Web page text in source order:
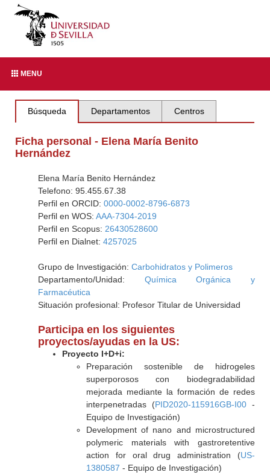
MENU
Búsqueda Departamentos Centros
Ficha personal - Elena María Benito
Hernández
Elena María Benito Hernández
Telefono: 95.455.67.38
Perfil en ORCID: 0000-0002-8796-6873
Perfil en WOS: AAA-7304-2019
Perfil en Scopus: 26430528600
Perfil en Dialnet: 4257025
Grupo de Investigación: Carbohidratos y Polimeros
Departamento/Unidad: Química Orgánica y
Farmacéutica
Situación profesional: Profesor Titular de Universidad
Participa en los siguientes
proyectos/ayudas en la US:
Proyecto I+D+i:
Preparación sostenible de hidrogeles
superporosos con biodegradabilidad
mejorada mediante la formación de redes
interpenetradas (PID2020-115916GB-I00-
Equipo de Investigación)
Development of nano and microstructured
polymeric materials with gastroretentive
action for oral drug administration (US-
1380587 - Equipo de Investigación)